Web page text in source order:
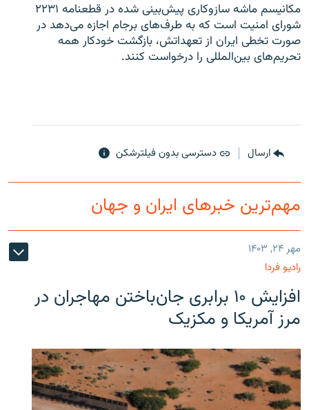
مکانیسم ماشه سازوکاری پیش‌بینی شده در قطعنامه ۲۲۳۱
شورای امنیت است که به طرف‌های برجام اجازه می‌دهد در
صورت تخطی ایران از تعهداتش، بازگشت خودکار همه
تحریم‌های بین‌المللی را درخواست کنند.
ارسال دسترسی بدون فیلترشکن
مهم‌ترین خبرهای ایران و جهان
مهر ۲۴, ۱۴۰۳
رادیو فردا
افزایش ۱۰ برابری جان‌باختن مهاجران در
مرز آمریکا و مکزیک